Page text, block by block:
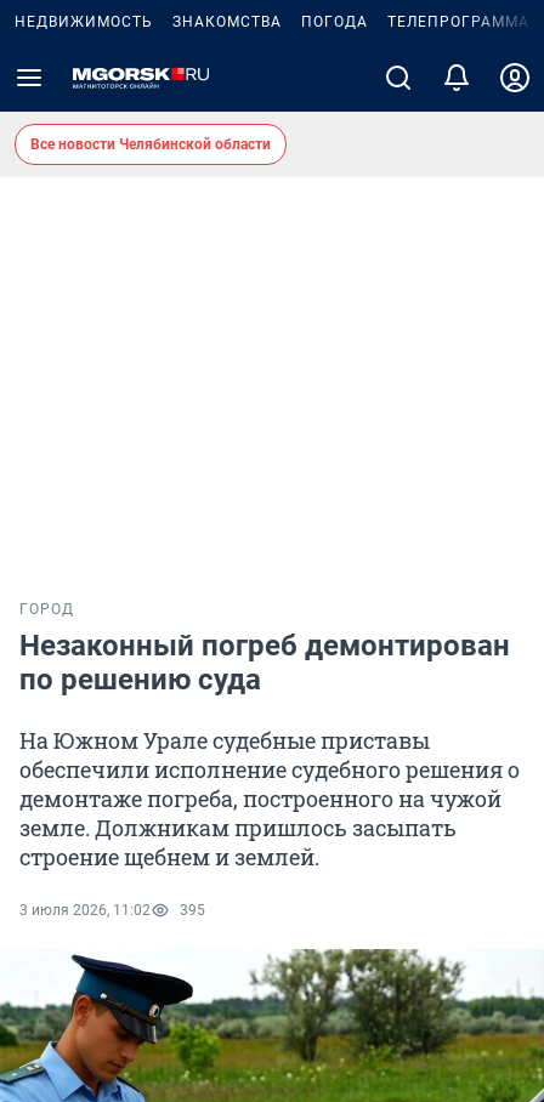
НЕДВИЖИМОСТЬ ЗНАКОМСТВА ПОГОДА ТЕЛЕПРОГРАММА
Все новости Челябинской области
ГОРОД
Незаконный погреб демонтирован
по решению суда
На Южном Урале судебные приставы
обеспечили исполнение судебного решения о
демонтаже погреба, построенного на чужой
земле. Должникам пришлось засыпать
строение щебнем и землей.
3 июля 2026, 11:02 395